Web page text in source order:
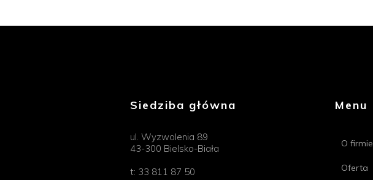
Siedziba główna
ul. Wyzwolenia 89
43-300 Bielsko-Biała
t: 33 811 87 50
Menu
O firmie
Oferta